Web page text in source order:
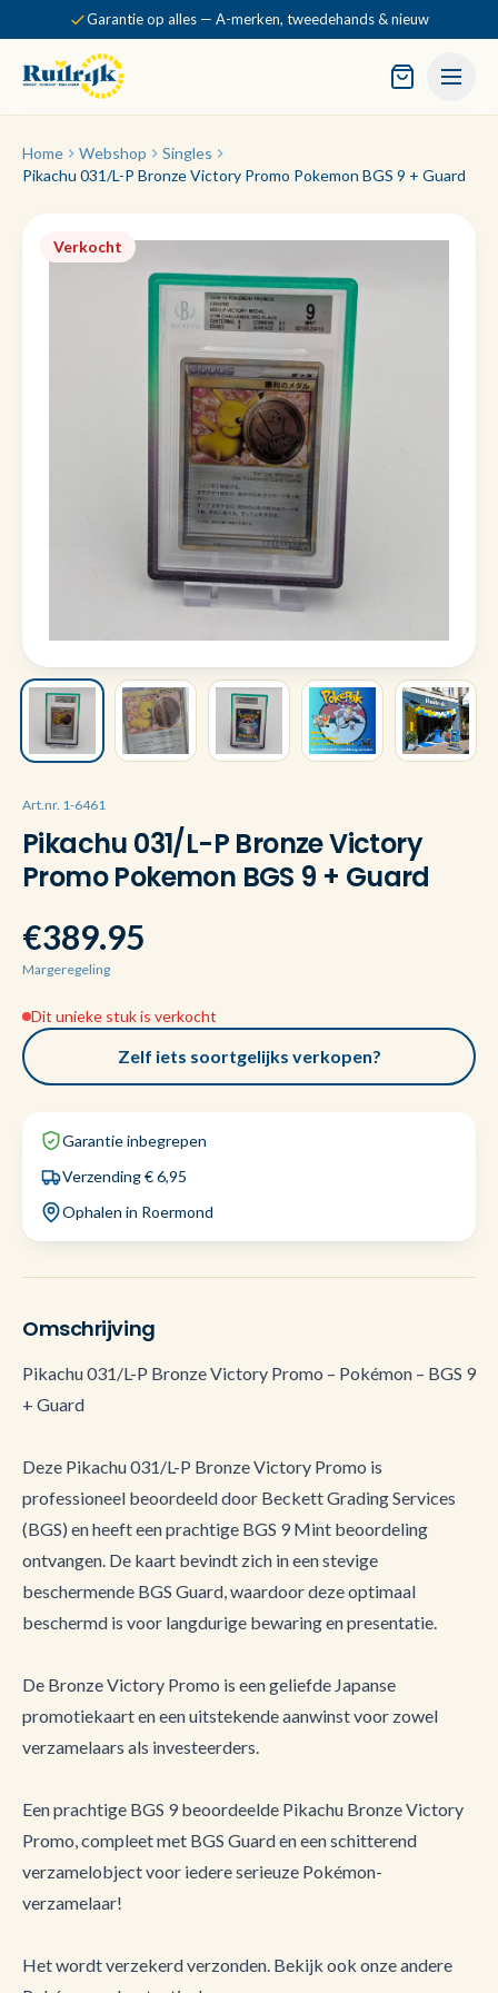
Garantie op alles — A-merken, tweedehands & nieuw
Home Webshop
Singles
Pikachu 031/L-P Bronze Victory Promo Pokemon BGS 9 + Guard
Verkocht
Art.nr. 1-6461
Pikachu 031/L-P Bronze Victory
Promo Pokemon BGS 9 + Guard
€389.95
Margeregeling
Dit unieke stuk is verkocht
Zelf iets soortgelijks verkopen?
Garantie inbegrepen
Verzending € 6,95
Ophalen in Roermond
Omschrijving
Pikachu 031/L-P Bronze Victory Promo – Pokémon – BGS 9
+ Guard
Deze Pikachu 031/L-P Bronze Victory Promo is
professioneel beoordeeld door Beckett Grading Services
(BGS) en heeft een prachtige BGS 9 Mint beoordeling
ontvangen. De kaart bevindt zich in een stevige
beschermende BGS Guard, waardoor deze optimaal
beschermd is voor langdurige bewaring en presentatie.
De Bronze Victory Promo is een geliefde Japanse
promotiekaart en een uitstekende aanwinst voor zowel
verzamelaars als investeerders.
Een prachtige BGS 9 beoordeelde Pikachu Bronze Victory
Promo, compleet met BGS Guard en een schitterend
verzamelobject voor iedere serieuze Pokémon-
verzamelaar!
Het wordt verzekerd verzonden. Bekijk ook onze andere